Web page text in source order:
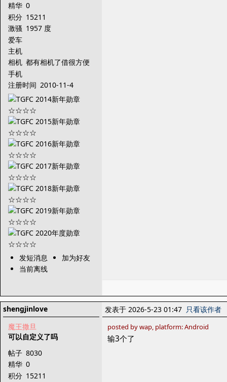
精华 0
积分 15211
激骚 1957 度
爱车
主机
相机 都有相机了借很方便
手机
注册时间 2010-11-4
发短消息
加为好友
当前离线
shengjinlove
魔王撒旦
可以自定义了吗
帖子 8030
精华 0
积分 15211
发表于 2026-5-23 01:47 只看该作者
posted by wap, platform: Android
输3个了